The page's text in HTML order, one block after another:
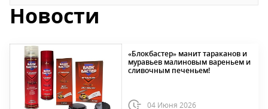
Новости
«Блокбастер» манит тараканов и
муравьев малиновым вареньем и
сливочным печеньем!
04 Июня 2026